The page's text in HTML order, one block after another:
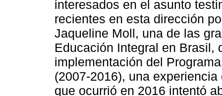
interesados en el asunto
recientes en esta dirección
Jaqueline Moll, una de las
Educación Integral en Brasil,
implementación del
(2007-2016), una
que ocurrió en 2016 intentó